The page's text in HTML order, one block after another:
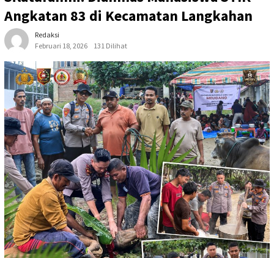
Angkatan 83 di Kecamatan Langkahan
Redaksi
Februari 18, 2026
131 Dilihat